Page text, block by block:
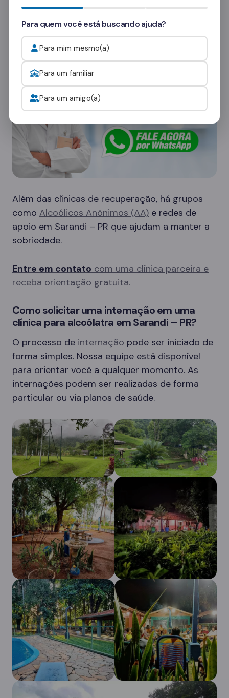
Onde procurar ajuda para o alcoolismo?
Além das clínicas de recuperação, há grupos
como Alcoólicos Anônimos (AA) e redes de
apoio em Sarandi – PR que ajudam a manter a
sobriedade.
Entre em contato com uma clínica parceira e
receba orientação gratuita.
Como solicitar uma internação em uma
clínica para alcoólatra em Sarandi – PR?
O processo de internação pode ser iniciado de
forma simples. Nossa equipe está disponível
para orientar você a qualquer momento. As
internações podem ser realizadas de forma
particular ou via planos de saúde.
Para quem você está buscando ajuda?
Para mim mesmo(a)
Para um familiar
Para um amigo(a)